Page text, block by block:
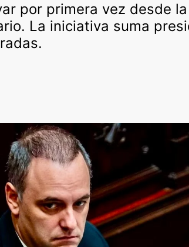
por primera vez desde
La iniciativa suma